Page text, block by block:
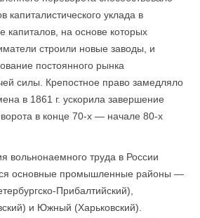
капиталистического уклада в
капиталов, на основе которых
строили новые заводы, и
постоянного рынка
силы. Крепостное право замедляло
в 1861 г. ускорила завершение
в конце 70-х — начале 80-х
вольнонаемного труда в России
основные промышленные районы —
Прибалтийский),
и Южный (Харьковский).